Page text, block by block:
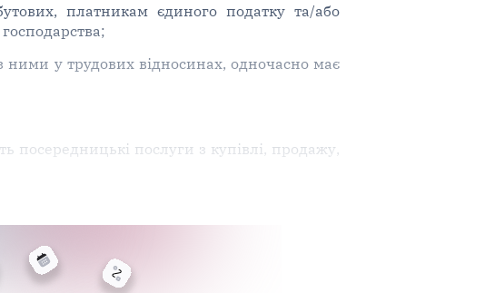
платникам єдиного податку та/або
ними у трудових відносинах, одночасно має
посередницькі послуги з купівлі, продажу,